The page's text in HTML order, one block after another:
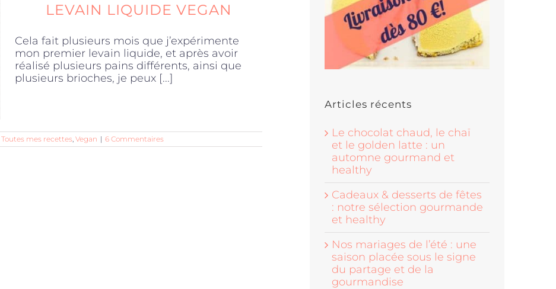
LEVAIN LIQUIDE VEGAN
Cela fait plusieurs mois que j’expérimente
mon premier levain liquide, et après avoir
réalisé plusieurs pains différents, ainsi que
plusieurs brioches, je peux [...]
Toutes mes recettes, Vegan | 6 Commentaires
Articles récents
Le chocolat chaud, le chaï
et le golden latte : un
automne gourmand et
healthy
Cadeaux & desserts de fêtes
: notre sélection gourmande
et healthy
Nos mariages de l’été : une
saison placée sous le signe
du partage et de la
gourmandise